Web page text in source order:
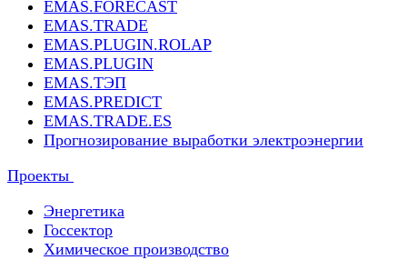
EMAS.FORECAST
EMAS.TRADE
EMAS.PLUGIN.ROLAP
EMAS.PLUGIN
EMAS.ТЭП
EMAS.PREDICT
EMAS.TRADE.ES
Прогнозирование выработки электроэнергии
Проекты
Энергетика
Госсектор
Химическое производство